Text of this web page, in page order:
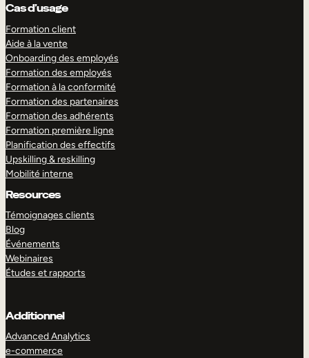
Cas d’usage
Formation client
Aide à la vente
Onboarding des employés
Formation des employés
Formation à la conformité
Formation des partenaires
Formation des adhérents
Formation première ligne
Planification des effectifs
Upskilling & reskilling
Mobilité interne
Resources
Témoignages clients
Blog
Événements
Webinaires
Études et rapports
Additionnel
Advanced Analytics
e-commerce